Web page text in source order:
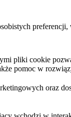
pliki cookie
pomoc w
oraz